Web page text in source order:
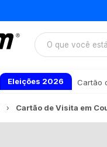
Eleições 2026 Cartão
Cartão de Visita em